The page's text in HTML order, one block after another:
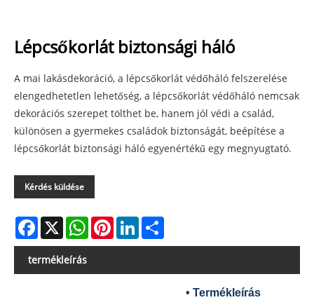
Lépcsőkorlát biztonsági háló
A mai lakásdekoráció, a lépcsőkorlát védőháló felszerelése
elengedhetetlen lehetőség, a lépcsőkorlát védőháló nemcsak
dekorációs szerepet tölthet be, hanem jól védi a család,
különösen a gyermekes családok biztonságát, beépítése a
lépcsőkorlát biztonsági háló egyenértékű egy megnyugtató.
Kérdés küldése
Facebook
X WhatsAppPinterestLinkedIn
termékleírás
• Termékleírás